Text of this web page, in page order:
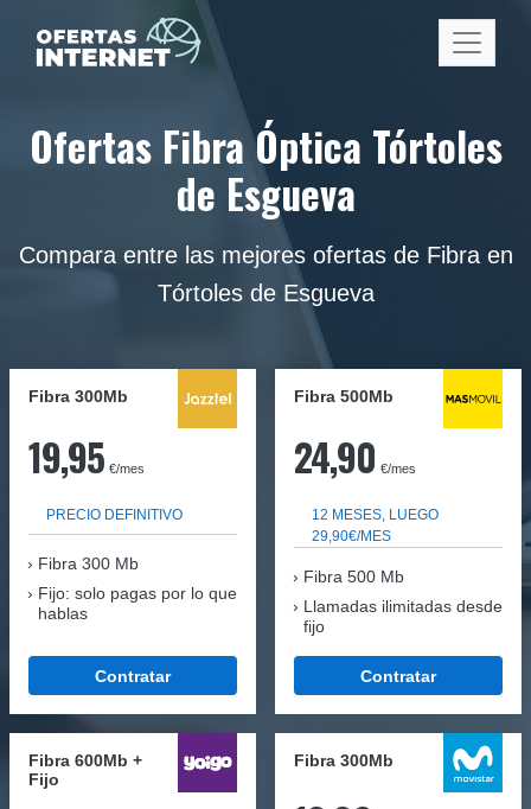
Ofertas Fibra Óptica Tórtoles
de Esgueva
Compara entre las mejores ofertas de Fibra en
Tórtoles de Esgueva
Fibra 300Mb
19,95 €/mes
PRECIO DEFINITIVO
Fibra 300 Mb
Fijo: solo pagas por lo que
hablas
Contratar
Fibra 500Mb
24,90 €/mes
12 MESES, LUEGO
29,90€/MES
Fibra 500 Mb
Llamadas ilimitadas desde
fijo
Contratar
Fibra 600Mb +
Fijo
Fibra 300Mb